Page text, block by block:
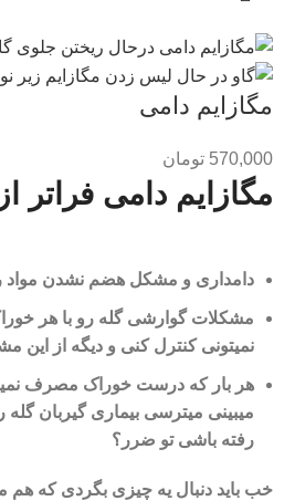
مگازایم دامی
570,000 تومان
مگازایم دامی فراتر
دامداری و مشکل هضم نشدن مواد
مشکلات گوارشی گله رو با هر
نمیتونی کنترل کنی و دیگه از
هر بار که درست خوراک مصرف
میبینی میترسی بیماری گیربان
رفته باشی تو ضرر؟
خب باید دنبال یه چیزی بگردی که هم